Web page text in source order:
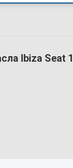
Ibiza Seat